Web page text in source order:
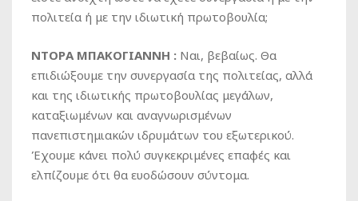
πολιτεία ή με την ιδιωτική πρωτοβουλία;
ΝΤΟΡΑ ΜΠΑΚΟΓΙΑΝΝΗ : Ναι, βεβαίως. Θα
επιδιώξουμε την συνεργασία της πολιτείας, αλλά
και της ιδιωτικής πρωτοβουλίας μεγάλων,
καταξιωμένων και αναγνωρισμένων
πανεπιστημιακών ιδρυμάτων του εξωτερικού.
Έχουμε κάνει πολύ συγκεκριμένες επαφές και
ελπίζουμε ότι θα ευοδώσουν σύντομα.